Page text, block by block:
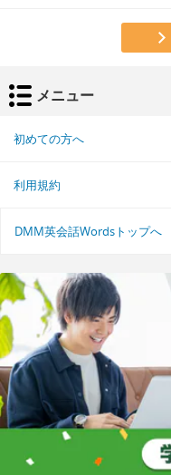
メニュー
初めての方へ
利用規約
DMM英会話Wordsトップへ